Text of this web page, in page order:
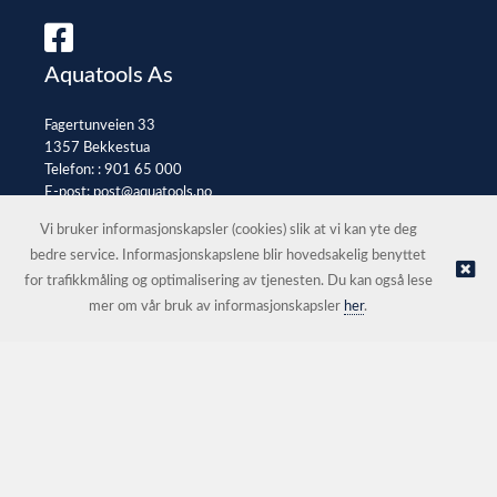
Aquatools As
Fagertunveien 33
1357 Bekkestua
Telefon: : 901 65 000
E-post:post@aquatools.no
© Aquatools As |Nettbutikk levert av Kréatif
Vi bruker informasjonskapsler (cookies) slik at vi kan yte deg
bedre service. Informasjonskapslene blir hovedsakelig benyttet
for trafikkmåling og optimalisering av tjenesten. Du kan også lese
mer om vår bruk av informasjonskapsler her.